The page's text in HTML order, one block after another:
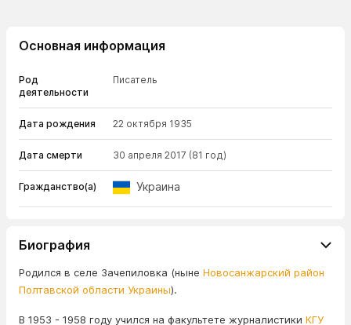
Основная информация
Род
деятельности
Писатель
Дата рождения 22 октября 1935
Дата смерти 30 апреля 2017 (81 год)
Гражданство(а) Украина
Биография
Родился в селе Зачепиловка (ныне Новосанжарский район
Полтавской области Украины).
В 1953 - 1958 году учился на факультете журналистики КГУ